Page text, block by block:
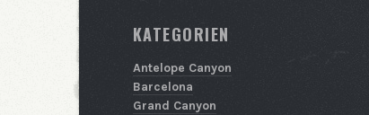
KATEGORIEN
Antelope Canyon
Barcelona
Grand Canyon